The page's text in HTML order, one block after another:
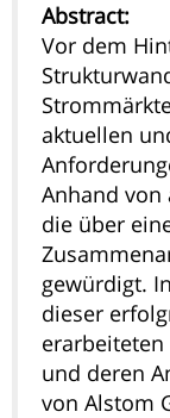
Abstract:
Vor dem
aktuellen
Anhand von
die über
gewürdigt.
dieser
und deren
von Alstom